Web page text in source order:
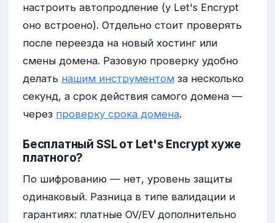
настроить автопродление (у Let's Encrypt
оно встроено). Отдельно стоит проверять
после переезда на новый хостинг или
смены домена. Разовую проверку удобно
делать нашим инструментом за несколько
секунд, а срок действия самого домена —
через проверку срока домена.
Бесплатный SSL от Let's Encrypt хуже
платного?
По шифрованию — нет, уровень защиты
одинаковый. Разница в типе валидации и
гарантиях: платные OV/EV дополнительно